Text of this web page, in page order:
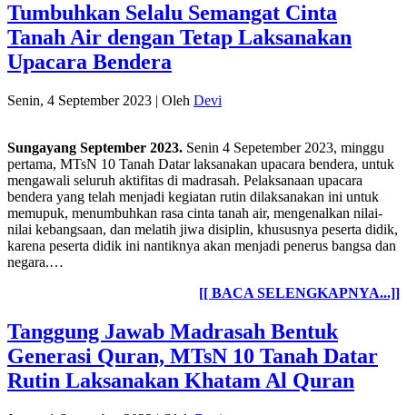
Tumbuhkan Selalu Semangat Cinta
Tanah Air dengan Tetap Laksanakan
Upacara Bendera
Senin, 4 September 2023 | Oleh Devi
Sungayang September 2023. Senin 4 Sepetember 2023, minggu
pertama, MTsN 10 Tanah Datar laksanakan upacara bendera, untuk
mengawali seluruh aktifitas di madrasah. Pelaksanaan upacara
bendera yang telah menjadi kegiatan rutin dilaksanakan ini untuk
memupuk, menumbuhkan rasa cinta tanah air, mengenalkan nilai-
nilai kebangsaan, dan melatih jiwa disiplin, khususnya peserta didik,
karena peserta didik ini nantiknya akan menjadi penerus bangsa dan
negara.…
[[ BACA SELENGKAPNYA...]]
Tanggung Jawab Madrasah Bentuk
Generasi Quran, MTsN 10 Tanah Datar
Rutin Laksanakan Khatam Al Quran